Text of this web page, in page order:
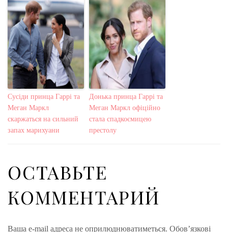
Сусіди принца Гаррі та
Меган Маркл
скаржаться на сильний
запах марихуани
Донька принца Гаррі та
Меган Маркл офіційно
стала спадкоємицею
престолу
ОСТАВЬТЕ
КОММЕНТАРИЙ
Ваша e-mail адреса не оприлюднюватиметься. Обов’язкові